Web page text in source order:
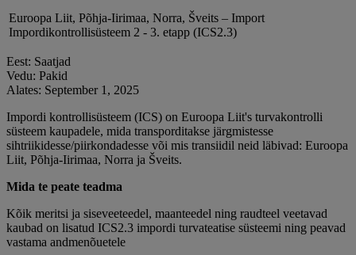
Euroopa Liit, Põhja-Iirimaa, Norra, Šveits – Import
Impordikontrollisüsteem 2 - 3. etapp (ICS2.3)
Eest: Saatjad
Vedu: Pakid
Alates: September 1, 2025
Impordi kontrollisüsteem (ICS) on Euroopa Liit's turvakontrolli
süsteem kaupadele, mida transporditakse järgmistesse
sihtriikidesse/piirkondadesse või mis transiidil neid läbivad: Euroopa
Liit, Põhja-Iirimaa, Norra ja Šveits.
Mida te peate teadma
Kõik meritsi ja siseveeteedel, maanteedel ning raudteel veetavad
kaubad on lisatud ICS2.3 impordi turvateatise süsteemi ning peavad
vastama andmenõuetele